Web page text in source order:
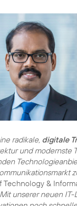
radikale, digitale
und modernste
Technology &
unserer neuen IT-